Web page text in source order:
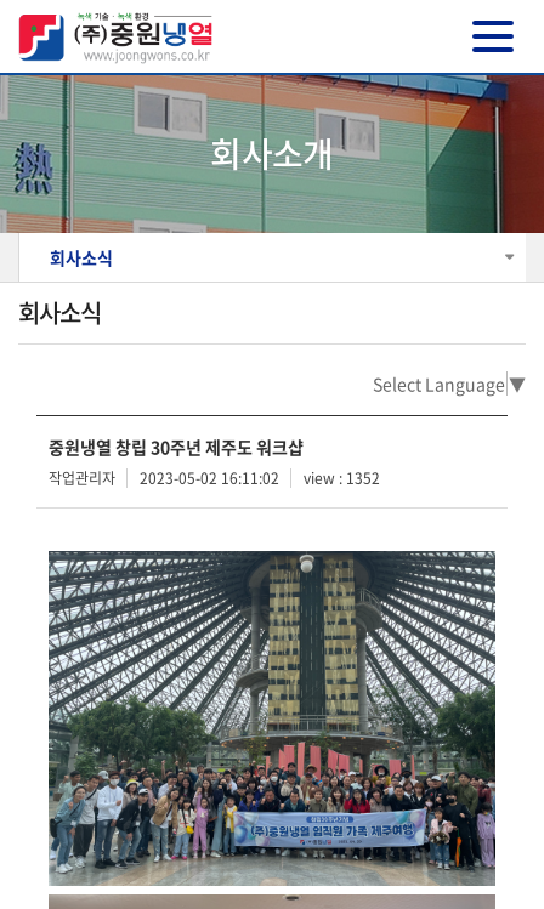
회사소개
회사소식
회사소식
Select Language ▼
중원냉열 창립 30주년 제주도 워크샵
작업관리자 2023-05-02 16:11:02 view : 1352